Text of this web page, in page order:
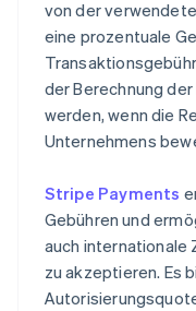
von der
eine prozentuale
der Berechnung
werden, wenn die
Unternehmens
Stripe Payments
Gebühren und
auch internationale
zu akzeptieren. Es